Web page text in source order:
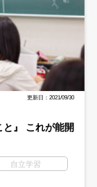
更新日：2021/09/30
と』 これが能開
自立学習